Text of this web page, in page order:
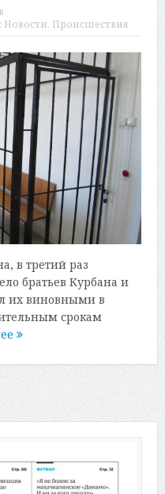
Новости, Происшествия
в третий раз
братьев Курбана и
их виновными в
срокам